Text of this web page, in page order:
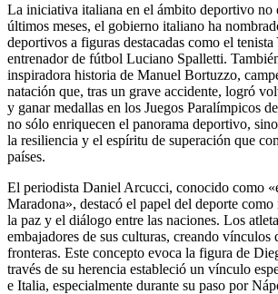
La iniciativa italiana en el ámbito deportivo no
últimos meses, el gobierno italiano ha
deportivos a figuras destacadas como el
entrenador de fútbol Luciano Spalletti.
inspiradora historia de Manuel Bortuzzo,
natación que, tras un grave accidente, logró
y ganar medallas en los Juegos Paralímpicos
no sólo enriquecen el panorama deportivo,
la resiliencia y el espíritu de superación que
países.
El periodista Daniel Arcucci, conocido como
Maradona», destacó el papel del deporte
la paz y el diálogo entre las naciones. Los
embajadores de sus culturas, creando vínculos
fronteras. Este concepto evoca la figura de
través de su herencia estableció un vínculo
e Italia, especialmente durante su paso por